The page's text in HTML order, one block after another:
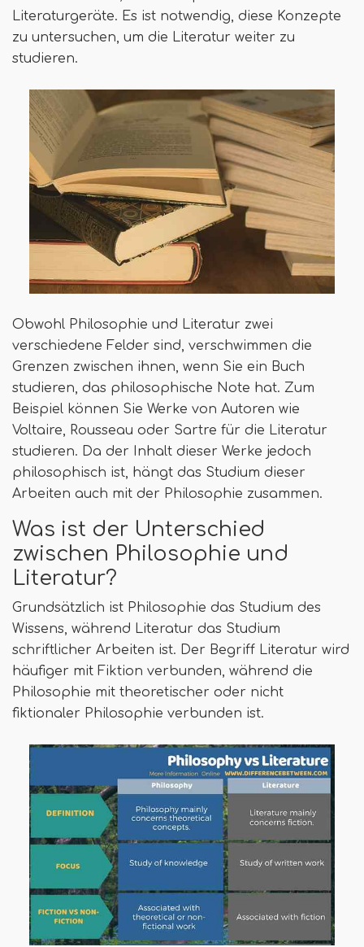
Literaturgeräte. Es ist notwendig, diese Konzepte
zu untersuchen, um die Literatur weiter zu
studieren.
Obwohl Philosophie und Literatur zwei
verschiedene Felder sind, verschwimmen die
Grenzen zwischen ihnen, wenn Sie ein Buch
studieren, das philosophische Note hat. Zum
Beispiel können Sie Werke von Autoren wie
Voltaire, Rousseau oder Sartre für die Literatur
studieren. Da der Inhalt dieser Werke jedoch
philosophisch ist, hängt das Studium dieser
Arbeiten auch mit der Philosophie zusammen.
Was ist der Unterschied
zwischen Philosophie und
Literatur?
Grundsätzlich ist Philosophie das Studium des
Wissens, während Literatur das Studium
schriftlicher Arbeiten ist. Der Begriff Literatur wird
häufiger mit Fiktion verbunden, während die
Philosophie mit theoretischer oder nicht
fiktionaler Philosophie verbunden ist.